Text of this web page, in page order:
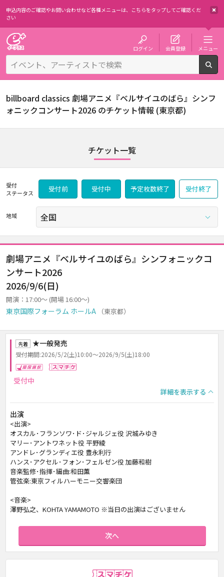
申込内容のご確認やお問い合わせなど各種メニューは、 こちらをタップしてご確認くだ
さい
ログイン 会員登録 メニュー
billboard classics 劇場アニメ『ベルサイユのばら』シンフ
ォニックコンサート2026 のチケット情報 (東京都)
チケット一覧
受付
ステータス
受付前 受付中 予定枚数終了 受付終了
地域
劇場アニメ『ベルサイユのばら』シンフォニックコ
ンサート2026
2026/9/6(日)
開演：17:00～ (開場 16:00～)
東京国際フォーラム ホールA （東京都）
先着 ★一般発売
受付期間:2026/5/2(土)10:00～2026/9/5(土)18:00
座席選択
受付中
詳細を表示する
出演
<出演>
オスカル･フランソワ･ド･ジャルジェ役 沢城みゆき
マリー･アントワネット役 平野綾
アンドレ･グランディエ役 豊永利行
ハンス･アクセル･フォン･フェルゼン役 加藤和樹
音楽監修･指揮･編曲:和田薫
管弦楽:東京フィルハーモニー交響楽団
<音楽>
澤野弘之、KOHTA YAMAMOTO ※当日の出演はございません
次へ